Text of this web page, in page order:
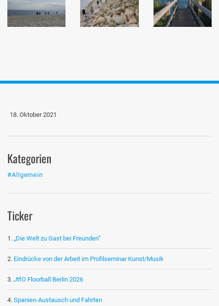
18. Oktober 2021
Kategorien
#Allgemein
Ticker
„Die Welt zu Gast bei Freunden“
Eindrücke von der Arbeit im Profilseminar Kunst/Musik
JtfO Floorball Berlin 2026
Spanien-Austausch und Fahrten